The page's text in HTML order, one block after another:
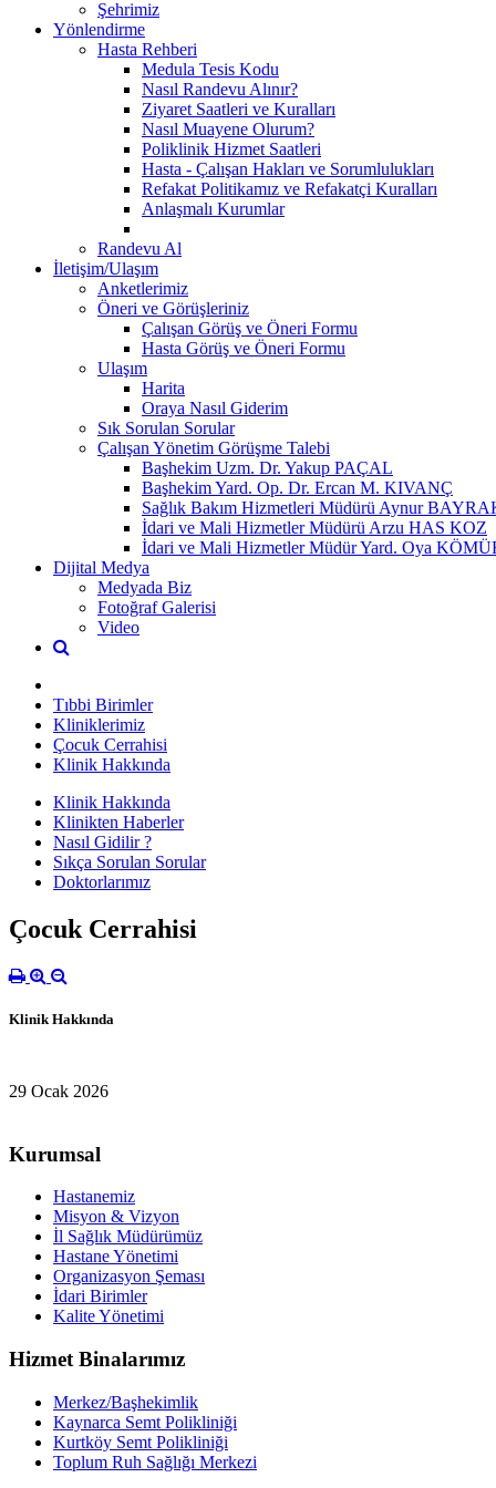
Şehrimiz
Yönlendirme
Hasta Rehberi
Medula Tesis Kodu
Nasıl Randevu Alınır?
Ziyaret Saatleri ve Kuralları
Nasıl Muayene Olurum?
Poliklinik Hizmet Saatleri
Hasta - Çalışan Hakları ve Sorumlulukları
Refakat Politikamız ve Refakatçi Kuralları
Anlaşmalı Kurumlar
Randevu Al
İletişim/Ulaşım
Anketlerimiz
Öneri ve Görüşleriniz
Çalışan Görüş ve Öneri Formu
Hasta Görüş ve Öneri Formu
Ulaşım
Harita
Oraya Nasıl Giderim
Sık Sorulan Sorular
Çalışan Yönetim Görüşme Talebi
Başhekim Uzm. Dr. Yakup PAÇAL
Başhekim Yard. Op. Dr. Ercan M. KIVANÇ
Sağlık Bakım Hizmetleri Müdürü Aynur
İdari ve Mali Hizmetler Müdürü Arzu HAS KOZ
İdari ve Mali Hizmetler Müdür Yard. Oya
Dijital Medya
Medyada Biz
Fotoğraf Galerisi
Video
Tıbbi Birimler
Kliniklerimiz
Çocuk Cerrahisi
Klinik Hakkında
Klinik Hakkında
Klinikten Haberler
Nasıl Gidilir ?
Sıkça Sorulan Sorular
Doktorlarımız
Çocuk Cerrahisi
Klinik Hakkında
29 Ocak 2026
Kurumsal
Hastanemiz
Misyon & Vizyon
İl Sağlık Müdürümüz
Hastane Yönetimi
Organizasyon Şeması
İdari Birimler
Kalite Yönetimi
Hizmet Binalarımız
Merkez/Başhekimlik
Kaynarca Semt Polikliniği
Kurtköy Semt Polikliniği
Toplum Ruh Sağlığı Merkezi